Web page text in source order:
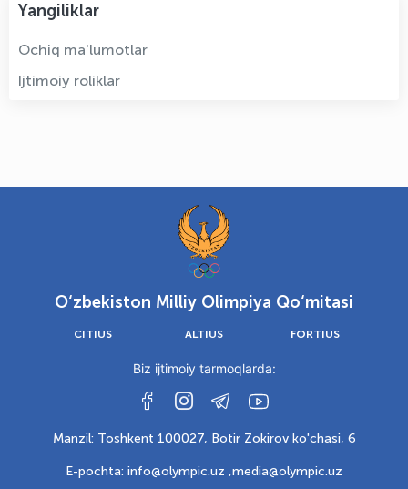
Yangiliklar
Ochiq ma'lumotlar
Ijtimoiy roliklar
O‘zbekiston Milliy Olimpiya Qo‘mitasi
CITIUS ALTIUS FORTIUS
Biz ijtimoiy tarmoqlarda:
Manzil: Toshkent 100027, Botir Zokirov ko'chasi, 6
E-pochta: info@olympic.uz ,media@olympic.uz